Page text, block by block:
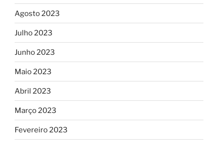
Agosto 2023
Julho 2023
Junho 2023
Maio 2023
Abril 2023
Março 2023
Fevereiro 2023